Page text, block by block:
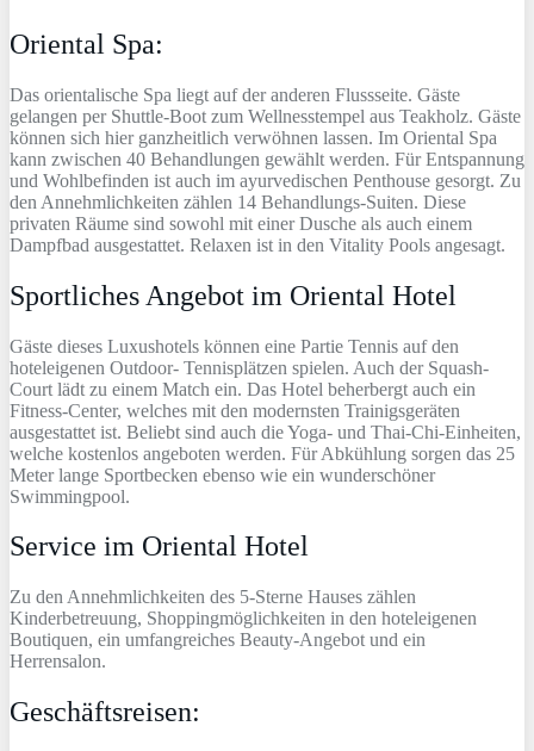
Oriental Spa:
Das orientalische Spa liegt auf der anderen Flussseite. Gäste
gelangen per Shuttle-Boot zum Wellnesstempel aus Teakholz. Gäste
können sich hier ganzheitlich verwöhnen lassen. Im Oriental Spa
kann zwischen 40 Behandlungen gewählt werden. Für Entspannung
und Wohlbefinden ist auch im ayurvedischen Penthouse gesorgt. Zu
den Annehmlichkeiten zählen 14 Behandlungs-Suiten. Diese
privaten Räume sind sowohl mit einer Dusche als auch einem
Dampfbad ausgestattet. Relaxen ist in den Vitality Pools angesagt.
Sportliches Angebot im Oriental Hotel
Gäste dieses Luxushotels können eine Partie Tennis auf den
hoteleigenen Outdoor- Tennisplätzen spielen. Auch der Squash-
Court lädt zu einem Match ein. Das Hotel beherbergt auch ein
Fitness-Center, welches mit den modernsten Trainigsgeräten
ausgestattet ist. Beliebt sind auch die Yoga- und Thai-Chi-Einheiten,
welche kostenlos angeboten werden. Für Abkühlung sorgen das 25
Meter lange Sportbecken ebenso wie ein wunderschöner
Swimmingpool.
Service im Oriental Hotel
Zu den Annehmlichkeiten des 5-Sterne Hauses zählen
Kinderbetreuung, Shoppingmöglichkeiten in den hoteleigenen
Boutiquen, ein umfangreiches Beauty-Angebot und ein
Herrensalon.
Geschäftsreisen: